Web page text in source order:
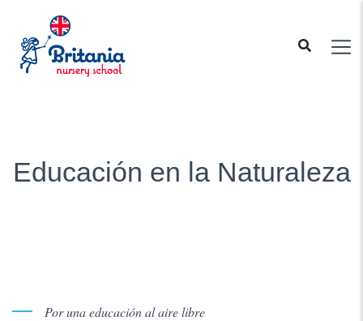
Educación en la Naturaleza
Por una educación al aire libre